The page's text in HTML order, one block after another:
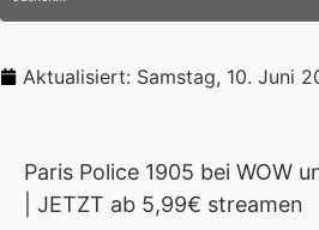
Aktualisiert: Samstag, 10. Juni
Paris Police 1905 bei WOW
| JETZT ab 5,99€ streamen